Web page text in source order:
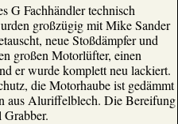
G Fachhändler technisch
großzügig mit Mike Sander
neue Stoßdämpfer und
großen Motorlüfter, einen
er wurde komplett neu lackiert.
die Motorhaube ist gedämmt
aus Aluriffelblech. Die Bereifung